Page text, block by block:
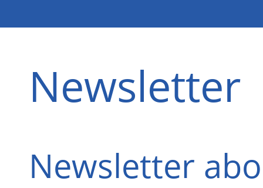
Newsletter
Newsletter